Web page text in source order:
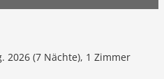
2026 (7 Nächte), 1 Zimmer